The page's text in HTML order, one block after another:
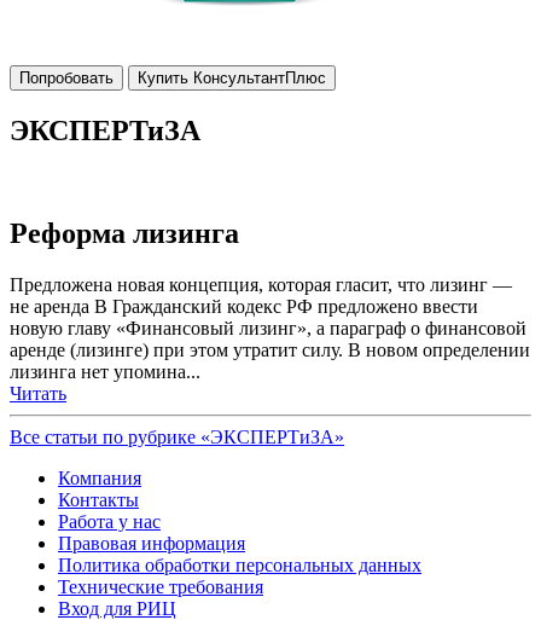
Попробовать Купить КонсультантПлюс
ЭКСПЕРТиЗА
Реформа лизинга
Предложена новая концепция, которая гласит, что лизинг —
не аренда В Гражданский кодекс РФ предложено ввести
новую главу «Финансовый лизинг», а параграф о финансовой
аренде (лизинге) при этом утратит силу. В новом определении
лизинга нет упомина...
Читать
Все статьи по рубрике «ЭКСПЕРТиЗА»
Компания
Контакты
Работа у нас
Правовая информация
Политика обработки персональных данных
Технические требования
Вход для РИЦ